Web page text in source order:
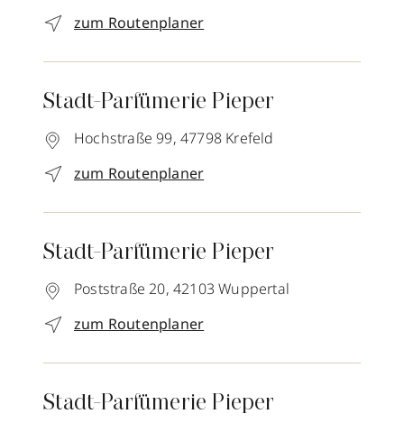
zum Routenplaner
Stadt-Parfümerie Pieper
Hochstraße 99, 47798 Krefeld
zum Routenplaner
Stadt-Parfümerie Pieper
Poststraße 20, 42103 Wuppertal
zum Routenplaner
Stadt-Parfümerie Pieper